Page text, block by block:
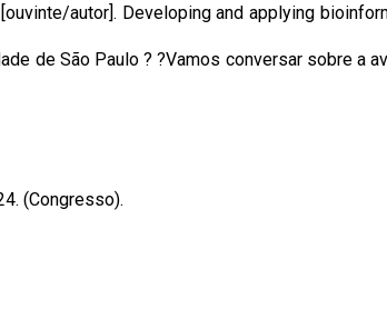
autor]. Developing and applying
de São Paulo ? ?Vamos conversar sobre a
(Congresso).